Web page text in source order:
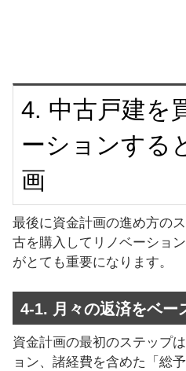
4. 中古戸建を
ーションする
画
最後に資金計画の進め方の
古を購入してリノベーショ
がとても重要になります。
4-1. 月々の返済をベー
資金計画の最初のステップ
ョン、諸経費を含めた「総